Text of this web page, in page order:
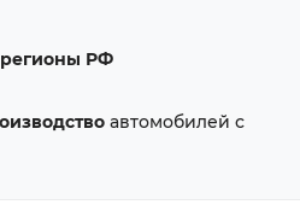
регионы РФ
автомобилей с